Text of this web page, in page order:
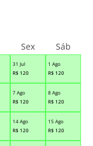
31 Jul
R$ 120
1 Ago
R$ 120
7 Ago
R$ 120
8 Ago
R$ 120
14 Ago
R$ 120
15 Ago
R$ 120
Sex Sáb